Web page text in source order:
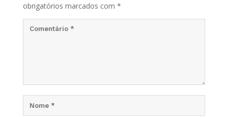
obrigatórios marcados com *